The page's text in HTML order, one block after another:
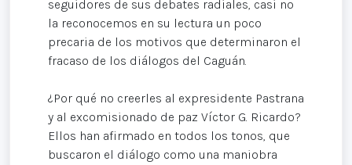
seguidores de sus debates radiales, casi no
la reconocemos en su lectura un poco
precaria de los motivos que determinaron el
fracaso de los diálogos del Caguán.
¿Por qué no creerles al expresidente Pastrana
y al excomisionado de paz Víctor G. Ricardo?
Ellos han afirmado en todos los tonos, que
buscaron el diálogo como una maniobra